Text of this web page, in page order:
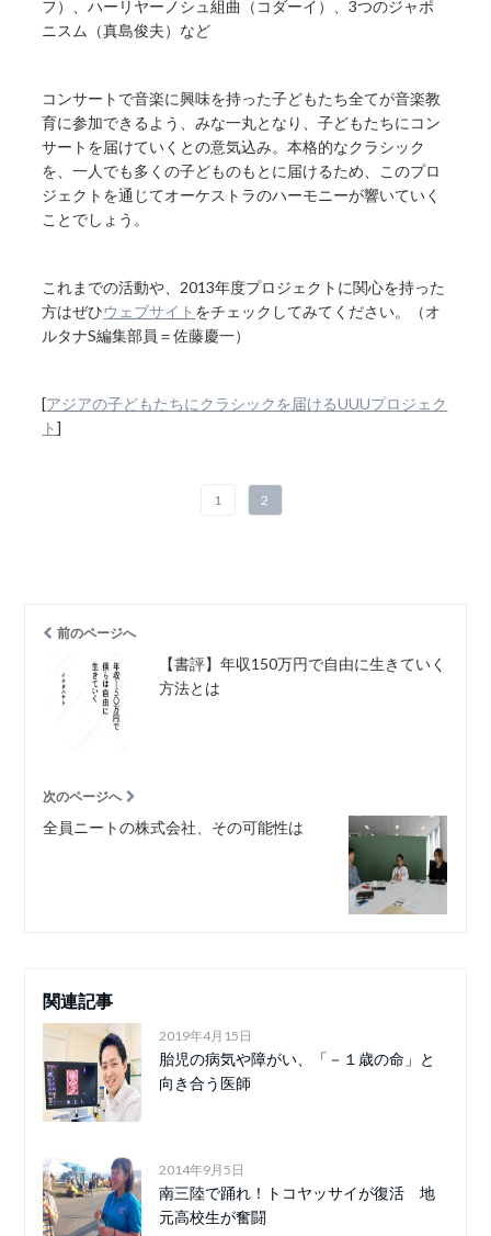
フ）、ハーリヤーノシュ組曲（コダーイ）、3つのジャポ
ニスム（真島俊夫）など
コンサートで音楽に興味を持った子どもたち全てが音楽教
育に参加できるよう、みな一丸となり、子どもたちにコン
サートを届けていくとの意気込み。本格的なクラシック
を、一人でも多くの子どものもとに届けるため、このプロ
ジェクトを通じてオーケストラのハーモニーが響いていく
ことでしょう。
これまでの活動や、2013年度プロジェクトに関心を持った
方はぜひウェブサイト をチェックしてみてください。（オ
ルタナS編集部員＝佐藤慶一）
[アジアの子どもたちにクラシックを届けるUUUプロジェク
ト]
1 2
前のページへ
【書評】年収150万円で自由に生きていく
方法とは
次のページへ
全員ニートの株式会社、その可能性は
関連記事
2019年4月15日
胎児の病気や障がい、「－１歳の命」と
向き合う医師
2014年9月5日
南三陸で踊れ！トコヤッサイが復活 地
元高校生が奮闘